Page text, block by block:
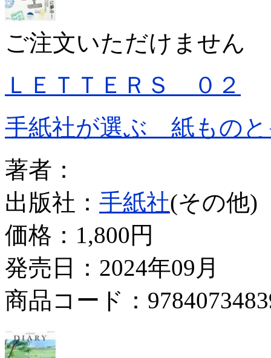
ご注文いただけません
ＬＥＴＴＥＲＳ ０２
手紙社が選ぶ 紙ものと
著者：
出版社： 手紙社(その他)
価格： 1,800円
発売日：2024年09月
商品コード：